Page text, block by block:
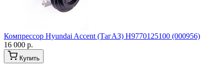
Компрессор Hyundai Accent (ТагАЗ) Н9770125100 (000956)
16 000 р.
Купить